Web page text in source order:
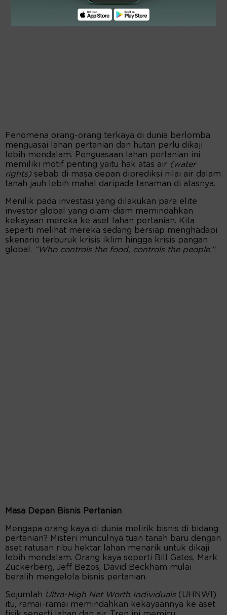
Fenomena orang-orang terkaya di dunia berlomba
menguasai lahan pertanian dan hutan perlu dikaji
lebih mendalam. Penguasaan lahan pertanian ini
memiliki motif penting yaitu hak atas air (water
rights) sebab di masa depan diprediksi nilai air dalam
tanah jauh lebih mahal daripada tanaman di atasnya.
Menilik pada investasi yang dilakukan para elite
investor global yang diam-diam memindahkan
kekayaan mereka ke aset lahan pertanian. Kita
seperti melihat mereka sedang bersiap menghadapi
skenario terburuk krisis iklim hingga krisis pangan
global. “Who controls the food, controls the people.”
Masa Depan Bisnis Pertanian
Mengapa orang kaya di dunia melirik bisnis di bidang
pertanian? Misteri munculnya tuan tanah baru dengan
aset ratusan ribu hektar lahan menarik untuk dikaji
lebih mendalam. Orang kaya seperti Bill Gates, Mark
Zuckerberg, Jeff Bezos, David Beckham mulai
beralih mengelola bisnis pertanian.
Sejumlah Ultra-High Net Worth Individuals(UHNWI)
itu, ramai-ramai memindahkan kekayaannya ke aset